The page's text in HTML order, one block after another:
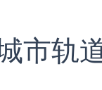
市轨